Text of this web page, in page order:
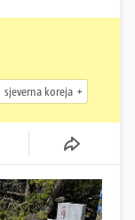
sjeverna koreja